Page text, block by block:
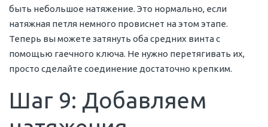
быть небольшое натяжение. Это нормально, если
натяжная петля немного провиснет на этом этапе.
Теперь вы можете затянуть оба средних винта с
помощью гаечного ключа. Не нужно перетягивать их,
просто сделайте соединение достаточно крепким.
Шаг 9: Добавляем